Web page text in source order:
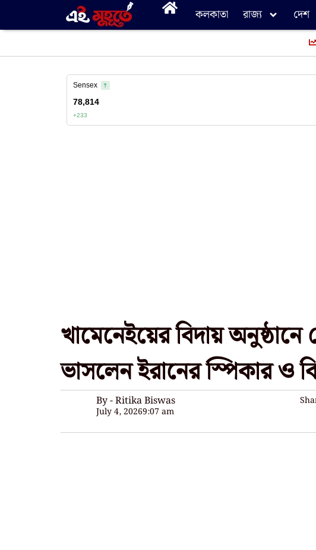
কলকাতা রাজ্য দেশ
খামেনেইয়ের বিদায়
ভাসলেন ইরানের স্পিকার ও
By - Ritika Biswas
July 4, 20269:07 am